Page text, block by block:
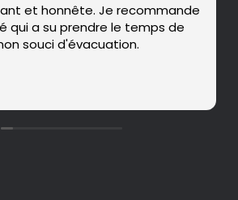
et honnête. Je recommande
qui a su prendre le temps de
souci d'évacuation.